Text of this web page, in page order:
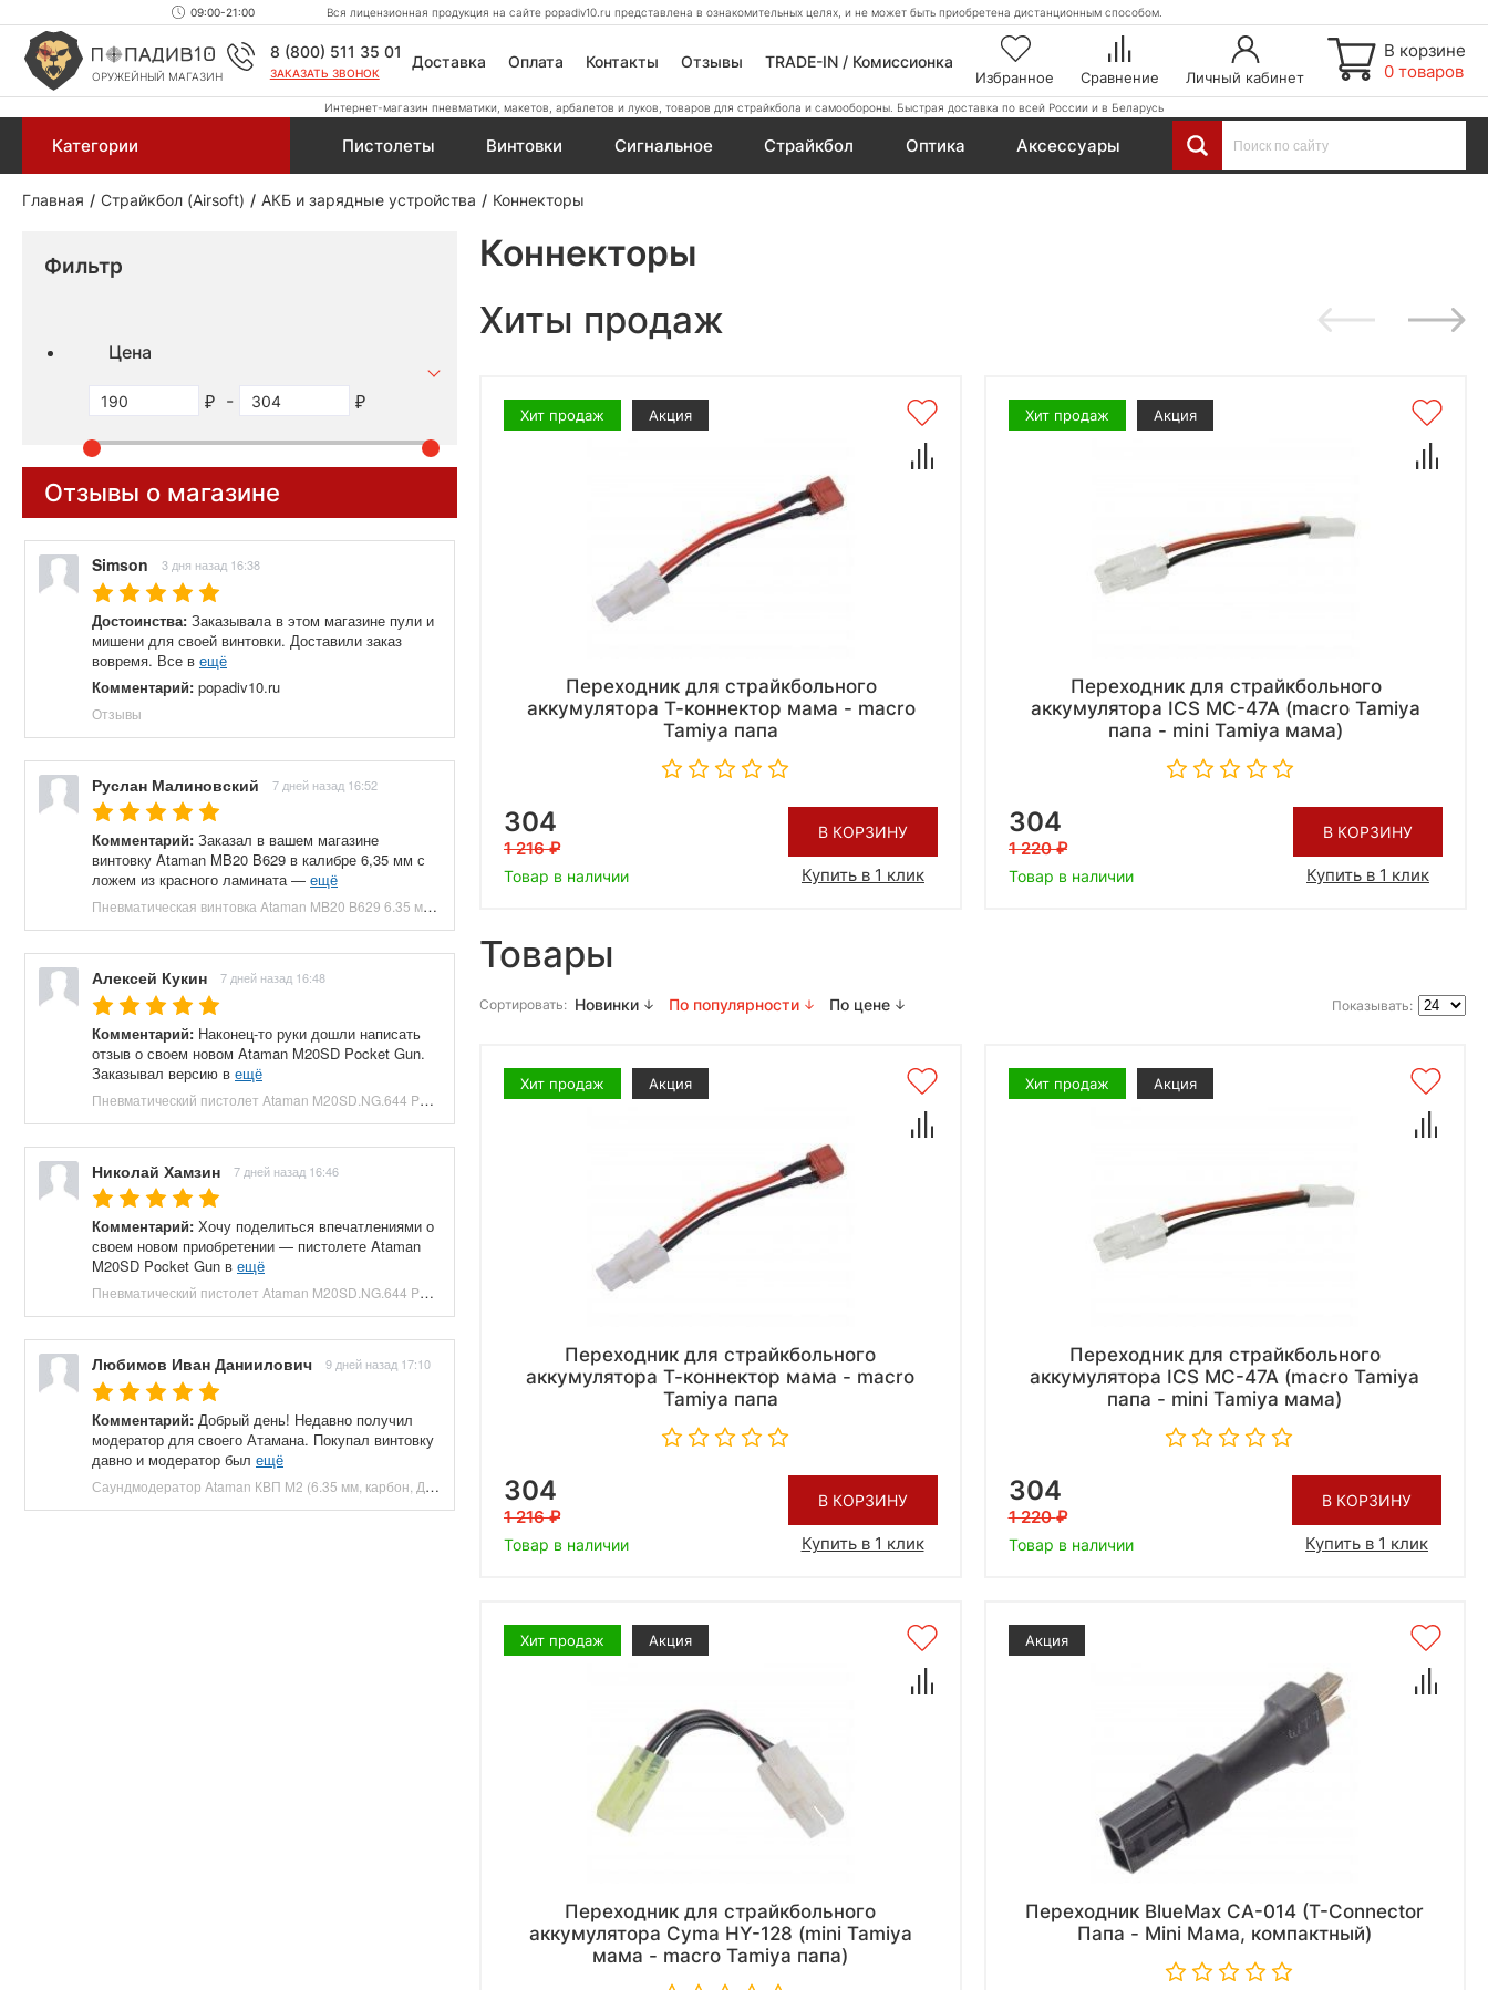
09:00-21:00 Вся лицензионная продукция на сайте popadiv10.ru представлена в ознакомительных целях, и не может быть приобретена дистанционным способом.
ОРУЖЕЙНЫЙ МАГАЗИН
8 (800) 511 35 01
ЗАКАЗАТЬ ЗВОНОК
Доставка Оплата Контакты Отзывы TRADE-IN / Комиссионка
Избранное Сравнение Личный кабинет
В корзине
0 товаров
Интернет-магазин пневматики, макетов, арбалетов и луков, товаров для страйкбола и самообороны. Быстрая доставка по всей России и в Беларусь
Категории Пистолеты Винтовки Сигнальное Страйкбол Оптика Аксессуары
Главная Страйкбол (Airsoft) АКБ и зарядные устройства Коннекторы
Фильтр
Цена
-
Отзывы о магазине
Simson 3 дня назад 16:38
Достоинства: Заказывала в этом магазине пули и
мишени для своей винтовки. Доставили заказ
вовремя. Все в ещё
Комментарий: popadiv10.ru
Отзывы
Руслан Малиновский 7 дней назад 16:52
Комментарий: Заказал в вашем магазине
винтовку Ataman MB20 B629 в калибре 6,35 мм с
ложем из красного ламината — ещё
Пневматическая винтовка Ataman MB20 B629 6.35 мм (редуктор, под полнотел, колба, красный ламинат) купить в Москве и СПБ, цена 153100 руб. Доставка по РФ!
Алексей Кукин 7 дней назад 16:48
Комментарий: Наконец-то руки дошли написать
отзыв о своем новом Ataman M20SD Pocket Gun.
Заказывал версию в ещё
Пневматический пистолет Ataman M20SD.NG.644 Pocket Gun 6.35 мм (приклад, полнотел, бук, зеленый) купить в Москве и СПБ, цена 130000 руб. Доставка по РФ!
Николай Хамзин 7 дней назад 16:46
Комментарий: Хочу поделиться впечатлениями о
своем новом приобретении — пистолете Ataman
M20SD Pocket Gun в ещё
Пневматический пистолет Ataman M20SD.NG.644 Pocket Gun 6.35 мм (приклад, полнотел, бук, красный) купить в Москве и СПБ, цена 130000 руб. Доставка по РФ!
Любимов Иван Даниилович 9 дней назад 17:10
Комментарий: Добрый день! Недавно получил
модератор для своего Атамана. Покупал винтовку
давно и модератор был ещё
Саундмодератор Ataman КВП M2 (6.35 мм, карбон, ДТК) купить в Москве и СПБ, цена 12210 руб. Доставка по РФ!
Коннекторы
Хиты продаж
Хит продаж Акция
Переходник для страйкбольного
аккумулятора Т-коннектор мама - macro
Tamiya папа
304
1 216
Товар в наличии
В КОРЗИНУ
Купить в 1 клик
Хит продаж Акция
Переходник для страйкбольного
аккумулятора ICS MC-47A (macro Tamiya
папа - mini Tamiya мама)
304
1 220
Товар в наличии
В КОРЗИНУ
Купить в 1 клик
Товары
Сортировать: Новинки По популярности По цене Показывать:
Хит продаж Акция
Переходник для страйкбольного
аккумулятора Т-коннектор мама - macro
Tamiya папа
304
1 216
Товар в наличии
В КОРЗИНУ
Купить в 1 клик
Хит продаж Акция
Переходник для страйкбольного
аккумулятора ICS MC-47A (macro Tamiya
папа - mini Tamiya мама)
304
1 220
Товар в наличии
В КОРЗИНУ
Купить в 1 клик
Хит продаж Акция
Переходник для страйкбольного
аккумулятора Cyma HY-128 (mini Tamiya
мама - macro Tamiya папа)
Акция
Переходник BlueMax CA-014 (T-Connector
Папа - Mini Мама, компактный)